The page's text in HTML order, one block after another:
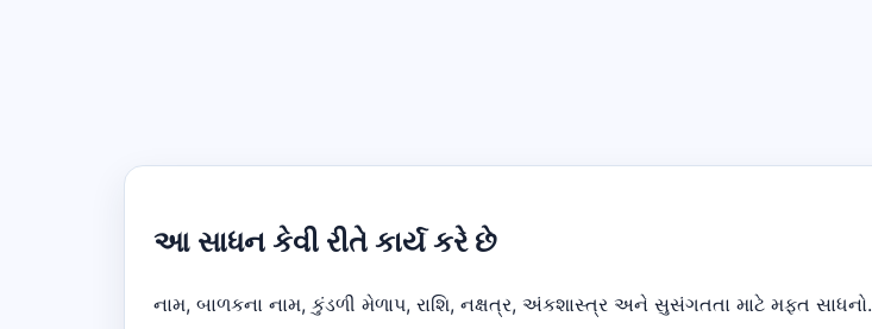
આ સાધન કેવી રીતે કાર્ય કરે છે
નામ, બાળકના નામ, કુંડળી મેળાપ, રાશિ, નક્ષત્ર, અંકશાસ્ત્ર અને સુસંગતતા માટે મફત સાધનો.